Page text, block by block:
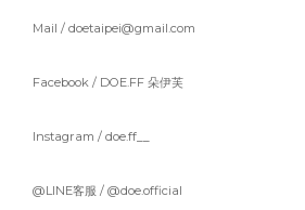
Mail / doetaipei@gmail.com
Facebook / DOE.FF 朵伊芙
Instagram / doe.ff__
@LINE客服 / @doe.official